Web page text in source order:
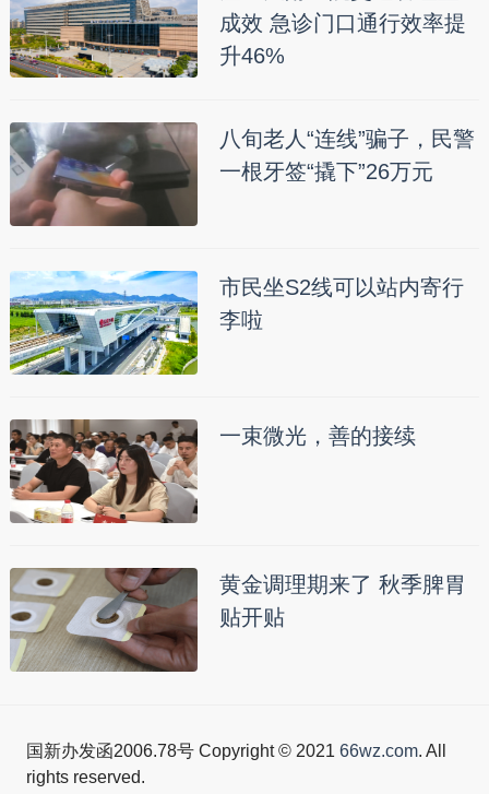
成效 急诊门口通行效率提
升46%
八旬老人“连线”骗子，民警
一根牙签“撬下”26万元
市民坐S2线可以站内寄行
李啦
一束微光，善的接续
黄金调理期来了 秋季脾胃
贴开贴
国新办发函2006.78号 Copyright © 2021 66wz.com. All
rights reserved.